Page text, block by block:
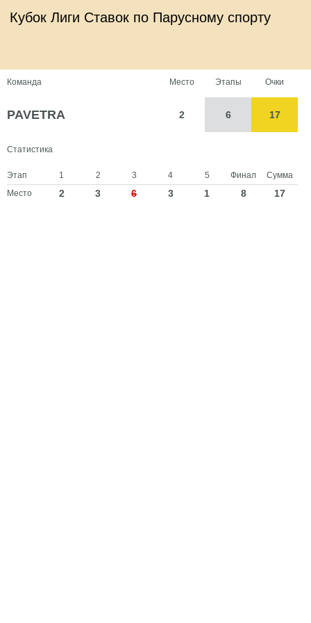
Кубок Лиги Ставок по Парусному спорту
Команда Место Этапы Очки
PAVETRA 2 6 17
Статистика
Этап 1 2 3 4 5 Финал
Сумма
Место
2 3 6 3 1 8 17